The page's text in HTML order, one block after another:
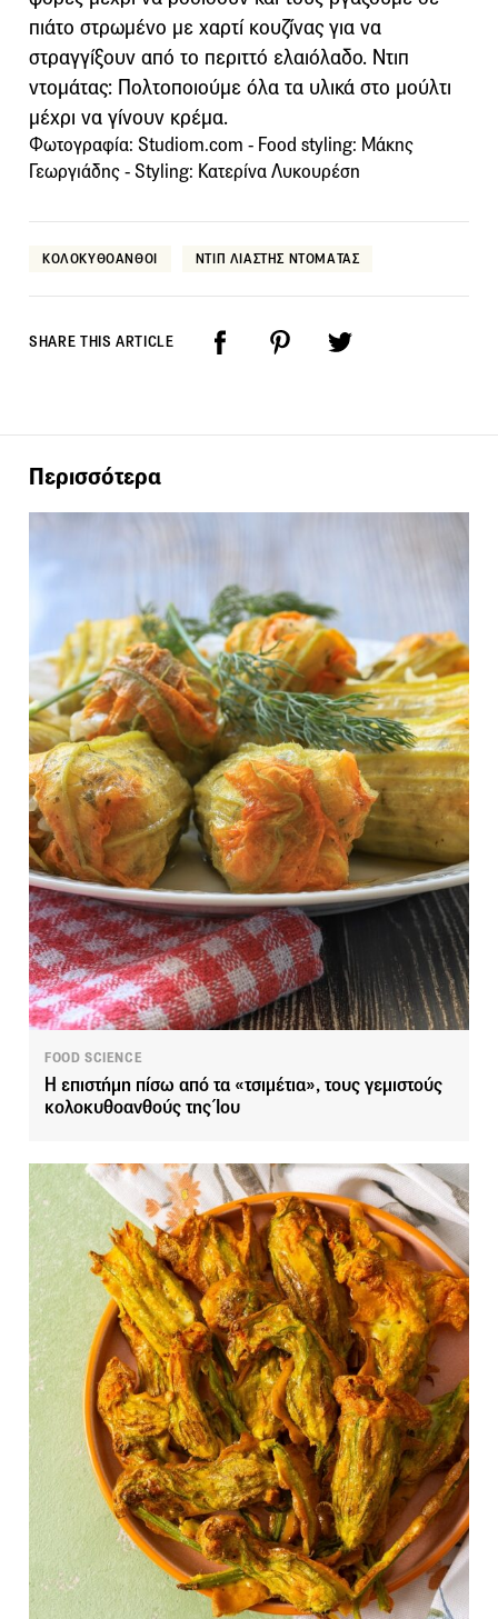
πιάτο στρωμένο με χαρτί κουζίνας για να
στραγγίξουν από το περιττό ελαιόλαδο. Ντιπ
ντομάτας: Πολτοποιούμε όλα τα υλικά στο μούλτι
μέχρι να γίνουν κρέμα.
Φωτογραφία: Studiom.com - Food styling: Μάκης
Γεωργιάδης - Styling: Κατερίνα Λυκουρέση
ΚΟΛΟΚΥΘΟΑΝΘΟΙ ΝΤΙΠ ΛΙΑΣΤΗΣ ΝΤΟΜΑΤΑΣ
SHARE THIS ARTICLE
Περισσότερα
FOOD SCIENCE
Η επιστήμη πίσω από τα «τσιμέτια», τους γεμιστούς
κολοκυθοανθούς της Ίου